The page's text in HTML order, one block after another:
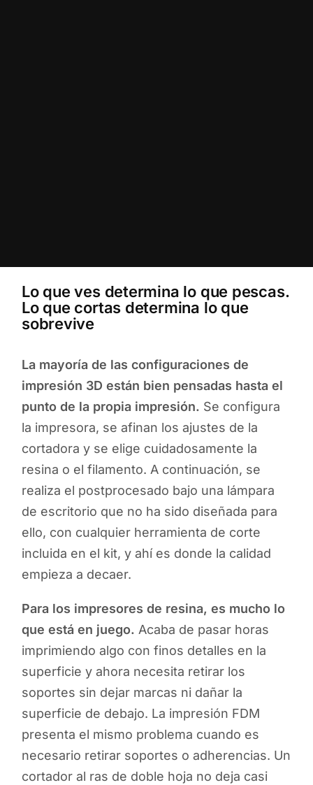
Lo que ves determina lo que pescas.
Lo que cortas determina lo que
sobrevive
La mayoría de las configuraciones de
impresión 3D están bien pensadas hasta el
punto de la propia impresión. Se configura
la impresora, se afinan los ajustes de la
cortadora y se elige cuidadosamente la
resina o el filamento. A continuación, se
realiza el postprocesado bajo una lámpara
de escritorio que no ha sido diseñada para
ello, con cualquier herramienta de corte
incluida en el kit, y ahí es donde la calidad
empieza a decaer.
Para los impresores de resina, es mucho lo
que está en juego. Acaba de pasar horas
imprimiendo algo con finos detalles en la
superficie y ahora necesita retirar los
soportes sin dejar marcas ni dañar la
superficie de debajo. La impresión FDM
presenta el mismo problema cuando es
necesario retirar soportes o adherencias. Un
cortador al ras de doble hoja no deja casi